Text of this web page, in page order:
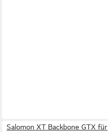
Salomon XT Backbone GTX für